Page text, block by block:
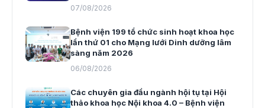
07/08/2026
Bệnh viện 199 tổ chức sinh hoạt khoa học
lần thứ 01 cho Mạng lưới Dinh dưỡng lâm
sàng năm 2026
06/08/2026
Các chuyên gia đầu ngành hội tụ tại Hội
thảo khoa học Nội khoa 4.0 – Bệnh viện